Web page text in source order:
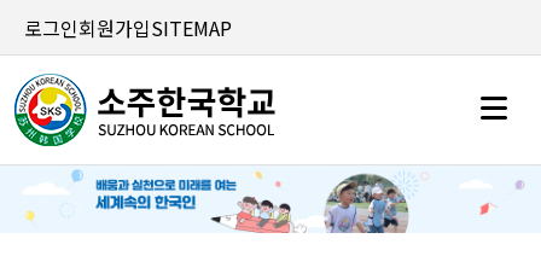
로그인회원가입SITEMAP